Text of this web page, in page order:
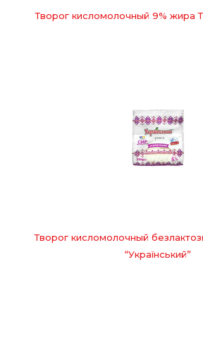
Творог кисломолочный 9% жира
Творог кисломолочный
“Український”